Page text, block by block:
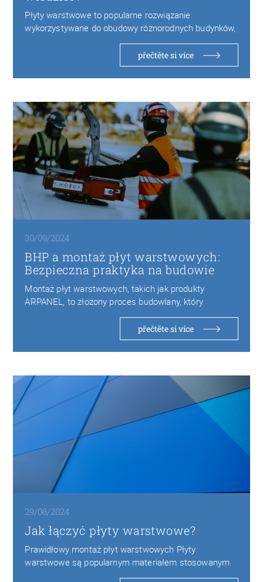
Płyty warstwowe to popularne rozwiązanie
wykorzystywane do obudowy różnorodnych budynków,
od budowy hal przemysłowych po…
přečtěte si více
30/09/2024
BHP a montaż płyt warstwowych:
Bezpieczna praktyka na budowie
Montaż płyt warstwowych, takich jak produkty
ARPANEL, to złożony proces budowlany, który
wymaga precyzyjnego nadzoru…
přečtěte si více
29/08/2024
Jak łączyć płyty warstwowe?
Prawidłowy montaż płyt warstwowych Płyty
warstwowe są popularnym materiałem stosowanym
w budownictwie w szczególności w…